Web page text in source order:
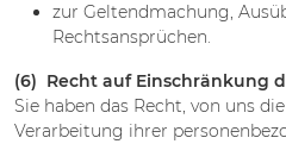
zur Geltendmachung,
Rechtsansprüchen.
(6) Recht auf Einschränkung
Sie haben das Recht, von uns
Verarbeitung ihrer